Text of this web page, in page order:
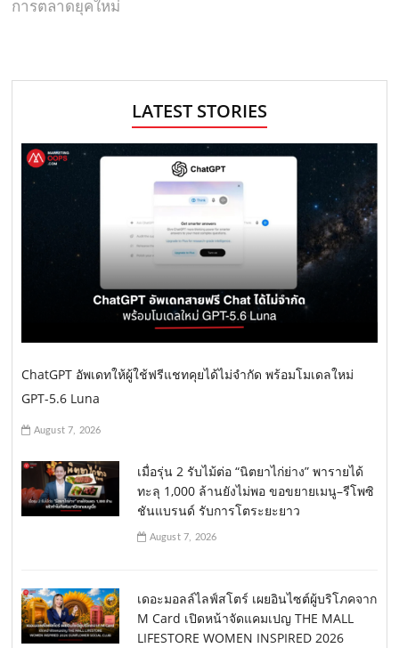
การตลาดยุคใหม่
LATEST STORIES
ChatGPT อัพเดทให้ผู้ใช้ฟรีแชทคุยได้ไม่จำกัด พร้อมโมเดลใหม่
GPT-5.6 Luna
August 7, 2026
เมื่อรุ่น 2 รับไม้ต่อ “นิตยาไก่ย่าง” พารายได้
ทะลุ 1,000 ล้านยังไม่พอ ขอขยายเมนู–รีโพซิ
ชันแบรนด์ รับการโตระยะยาว
August 7, 2026
เดอะมอลล์ไลฟ์สโตร์ เผยอินไซต์ผู้บริโภคจาก
M Card เปิดหน้าจัดแคมเปญ THE MALL
LIFESTORE WOMEN INSPIRED 2026